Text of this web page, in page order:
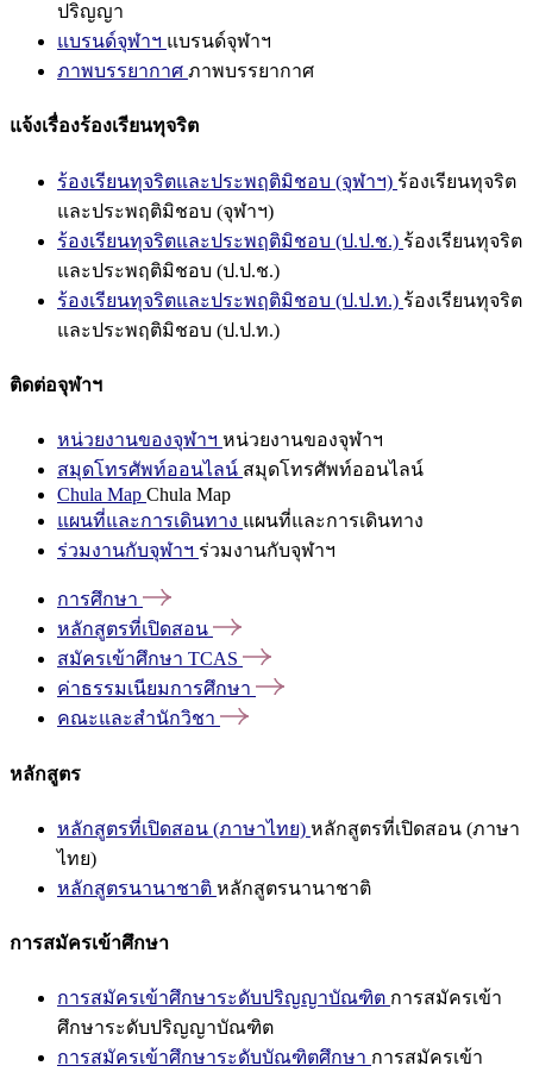
ปริญญา
แบรนด์จุฬาฯ แบรนด์จุฬาฯ
ภาพบรรยากาศ ภาพบรรยากาศ
แจ้งเรื่องร้องเรียนทุจริต
ร้องเรียนทุจริตและประพฤติมิชอบ (จุฬาฯ) ร้องเรียนทุจริต
และประพฤติมิชอบ (จุฬาฯ)
ร้องเรียนทุจริตและประพฤติมิชอบ (ป.ป.ช.) ร้องเรียนทุจริต
และประพฤติมิชอบ (ป.ป.ช.)
ร้องเรียนทุจริตและประพฤติมิชอบ (ป.ป.ท.) ร้องเรียนทุจริต
และประพฤติมิชอบ (ป.ป.ท.)
ติดต่อจุฬาฯ
หน่วยงานของจุฬาฯ หน่วยงานของจุฬาฯ
สมุดโทรศัพท์ออนไลน์ สมุดโทรศัพท์ออนไลน์
Chula Map Chula Map
แผนที่และการเดินทาง แผนที่และการเดินทาง
ร่วมงานกับจุฬาฯ ร่วมงานกับจุฬาฯ
การศึกษา
หลักสูตรที่เปิดสอน
สมัครเข้าศึกษา TCAS
ค่าธรรมเนียมการศึกษา
คณะและสำนักวิชา
หลักสูตร
หลักสูตรที่เปิดสอน (ภาษาไทย) หลักสูตรที่เปิดสอน (ภาษา
ไทย)
หลักสูตรนานาชาติ หลักสูตรนานาชาติ
การสมัครเข้าศึกษา
การสมัครเข้าศึกษาระดับปริญญาบัณฑิต การสมัครเข้า
ศึกษาระดับปริญญาบัณฑิต
การสมัครเข้าศึกษาระดับบัณฑิตศึกษา การสมัครเข้า